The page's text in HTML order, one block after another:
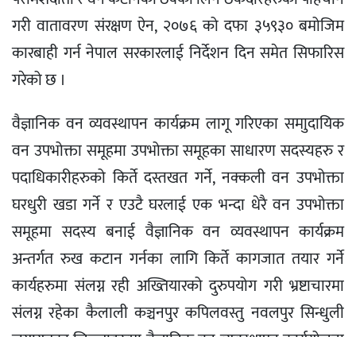
गरी वातावरण संरक्षण ऐन, २०७६ को दफा ३५९३० बमोजिम
कारबाही गर्न नेपाल सरकारलाई निर्देशन दिन समेत सिफारिस
गरेको छ ।
वैज्ञानिक वन व्यवस्थापन कार्यक्रम लागू गरिएका समाुदायिक
वन उपभोक्ता समूहमा उपभोक्ता समूहका साधारण सदस्यहरु र
पदाधिकारीहरुको किर्ते दस्तखत गर्ने, नक्कली वन उपभोक्ता
घरधुरी खडा गर्ने र एउटै घरलाई एक भन्दा धेरै वन उपभोक्ता
समूहमा सदस्य बनाई वैज्ञानिक वन व्यवस्थापन कार्यक्रम
अन्तर्गत रुख कटान गर्नका लागि किर्ते कागजात तयार गर्ने
कार्यहरुमा संलग्न रही अख्तियारको दुरुपयोग गरी भ्रष्टाचारमा
संलग्न रहेका कैलाली कञ्चनपुर कपिलवस्तु नवलपुर सिन्धुली